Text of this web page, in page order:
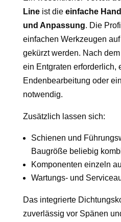
Lineist die einfache
und Anpassung. Die
einfachen Werkzeugen
gekürzt werden. Nach
ein Entgraten erforderlich,
Endenbearbeitung oder
notwendig.
Zusätzlich lassen sich:
Schienen und
Baugröße beliebig
Komponenten einzeln
Wartungs- und
Das integrierte
zuverlässig vor Spänen